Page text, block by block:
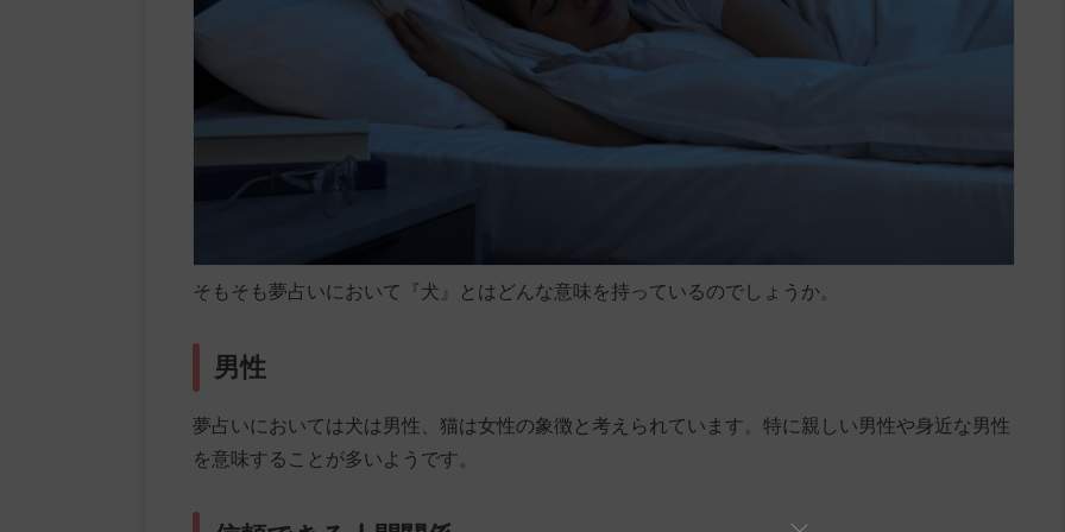
そもそも夢占いにおいて『犬』とはどんな意味を持っているのでしょうか。
男性
夢占いにおいては犬は男性、猫は女性の象徴と考えられています。特に親しい男性や身近な男性
を意味することが多いようです。